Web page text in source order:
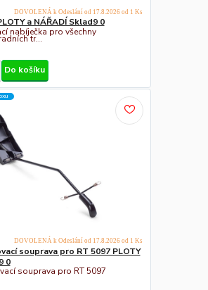
a NÁŘADÍ Sklad9 0
nabíječka pro všechny
tr...
DOVOLENÁ k Odeslání od 17.8.2026 od 1 Ks
Do košíku
souprava pro RT 5097 PLOTY
0
souprava pro RT 5097
DOVOLENÁ k Odeslání od 17.8.2026 od 1 Ks